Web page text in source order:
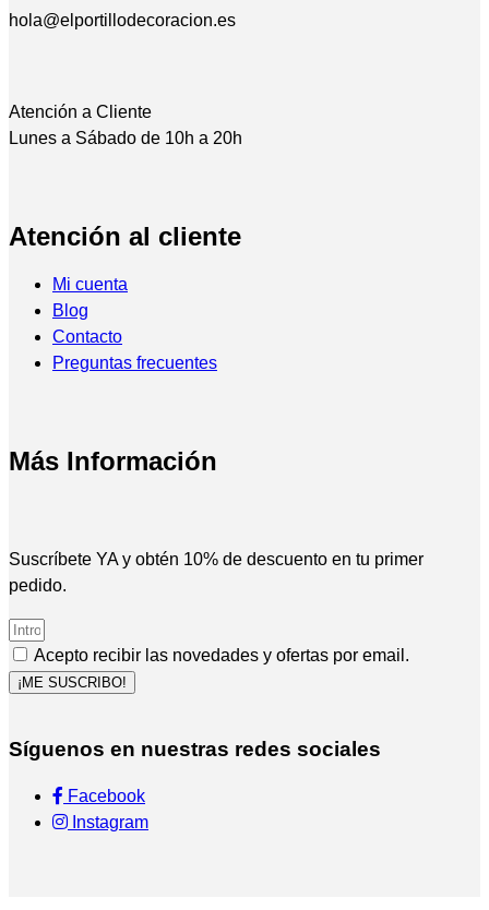
hola@elportillodecoracion.es
Atención a Cliente
Lunes a Sábado de 10h a 20h
Atención al cliente
Mi cuenta
Blog
Contacto
Preguntas frecuentes
Más Información
Suscríbete YA y obtén 10% de descuento en tu primer
pedido.
Acepto recibir las novedades y ofertas por email.
¡ME SUSCRIBO!
Síguenos en nuestras redes sociales
Facebook
Instagram